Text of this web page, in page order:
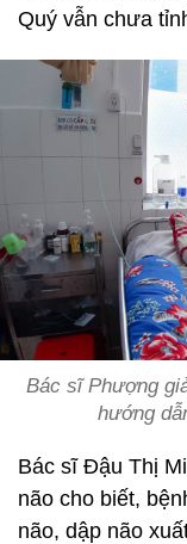
Quý vẫn chưa
Bác sĩ Phượng
hướng
Bác sĩ Đậu Thị
não cho biết,
não, dập não